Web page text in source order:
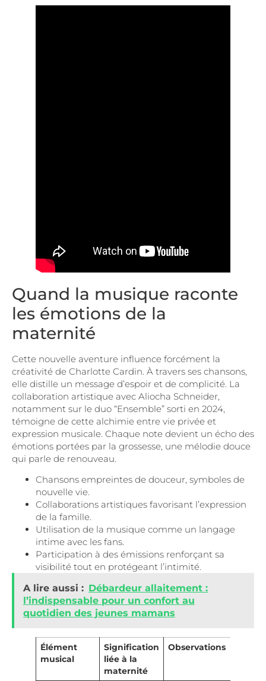
Quand la musique raconte
les émotions de la
maternité
Cette nouvelle aventure influence forcément la
créativité de Charlotte Cardin. À travers ses chansons,
elle distille un message d’espoir et de complicité. La
collaboration artistique avec Aliocha Schneider,
notamment sur le duo “Ensemble” sorti en 2024,
témoigne de cette alchimie entre vie privée et
expression musicale. Chaque note devient un écho des
émotions portées par la grossesse, une mélodie douce
qui parle de renouveau.
Chansons empreintes de douceur, symboles de
nouvelle vie.
Collaborations artistiques favorisant l’expression
de la famille.
Utilisation de la musique comme un langage
intime avec les fans.
Participation à des émissions renforçant sa
visibilité tout en protégeant l’intimité.
A lire aussi : Débardeur allaitement :
l’indispensable pour un confort au
quotidien des jeunes mamans
Élément
musical
Signification
liée à la
maternité
Observations